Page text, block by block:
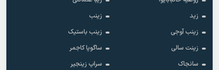
زید
زینب
زینب آوجی
زینب باستیک
زینت سالی
ساگوپا کاجمر
سانجاک
سراپ زینجیر